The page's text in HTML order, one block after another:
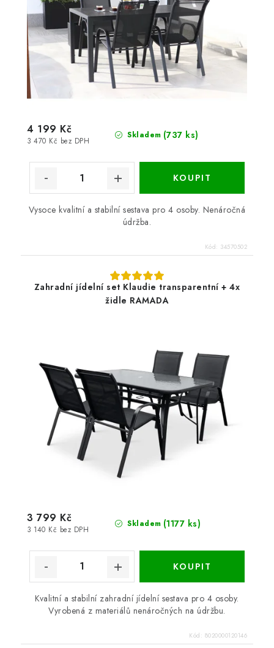
Skladem (737 ks)
3 470 Kč bez DPH
4 199 Kč
Vysoce kvalitní a stabilní sestava pro 4 osoby. Nenáročná
údržba.
Kód: 34570502
Zahradní jídelní set Klaudie transparentní + 4x
židle RAMADA
Skladem (1177 ks)
3 140 Kč bez DPH
3 799 Kč
Kvalitní a stabilní zahradní jídelní sestava pro 4 osoby.
Vyrobená z materiálů nenáročných na údržbu.
Kód: 8020000120146